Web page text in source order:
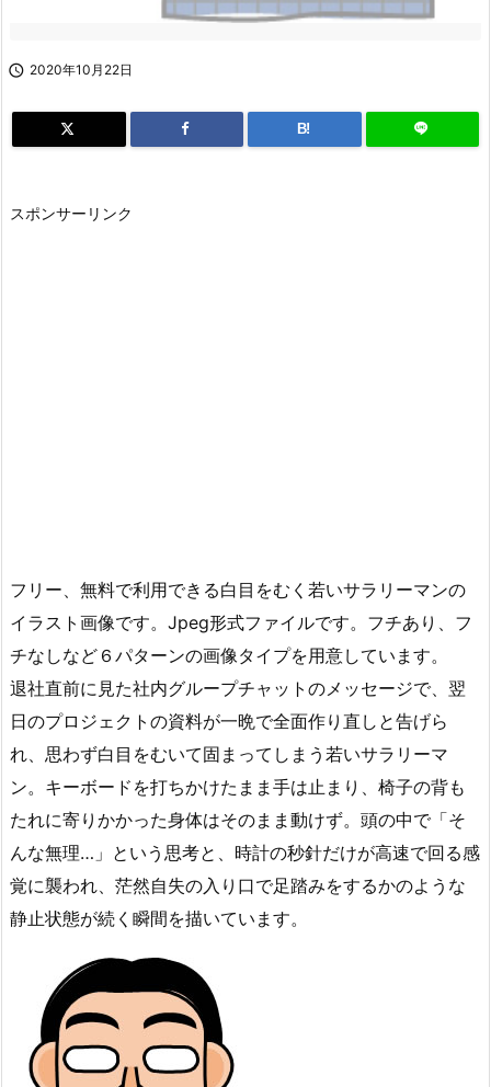
 2020年10月22日
B!
スポンサーリンク
フリー、無料で利用できる白目をむく若いサラリーマンの
イラスト画像です。Jpeg形式ファイルです。フチあり、フ
チなしなど６パターンの画像タイプを用意しています。
退社直前に見た社内グループチャットのメッセージで、翌
日のプロジェクトの資料が一晩で全面作り直しと告げら
れ、思わず白目をむいて固まってしまう若いサラリーマ
ン。キーボードを打ちかけたまま手は止まり、椅子の背も
たれに寄りかかった身体はそのまま動けず。頭の中で「そ
んな無理…」という思考と、時計の秒針だけが高速で回る感
覚に襲われ、茫然自失の入り口で足踏みをするかのような
静止状態が続く瞬間を描いています。